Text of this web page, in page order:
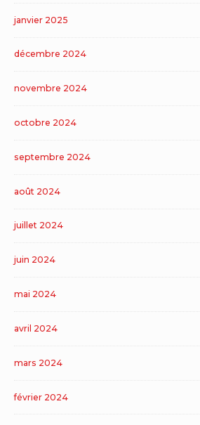
janvier 2025
décembre 2024
novembre 2024
octobre 2024
septembre 2024
août 2024
juillet 2024
juin 2024
mai 2024
avril 2024
mars 2024
février 2024